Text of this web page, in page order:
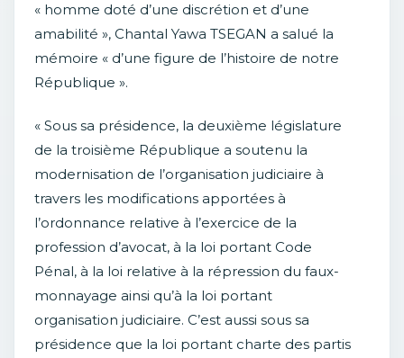
« homme doté d’une discrétion et d’une
amabilité », Chantal Yawa TSEGAN a salué la
mémoire « d’une figure de l’histoire de notre
République ».
« Sous sa présidence, la deuxième législature
de la troisième République a soutenu la
modernisation de l’organisation judiciaire à
travers les modifications apportées à
l’ordonnance relative à l’exercice de la
profession d’avocat, à la loi portant Code
Pénal, à la loi relative à la répression du faux-
monnayage ainsi qu’à la loi portant
organisation judiciaire. C’est aussi sous sa
présidence que la loi portant charte des partis